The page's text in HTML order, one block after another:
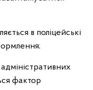
в поліцейські
фактор